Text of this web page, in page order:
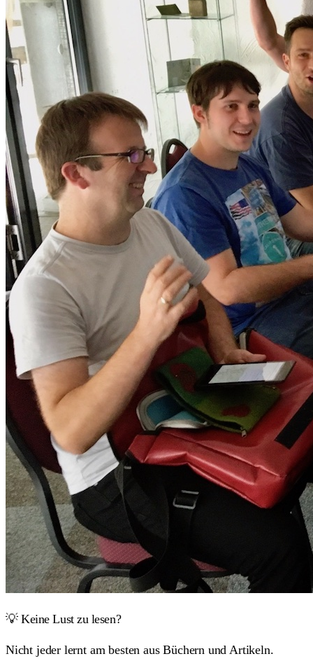
💡 Keine Lust zu lesen?
Nicht jeder lernt am besten aus Büchern und Artikeln.